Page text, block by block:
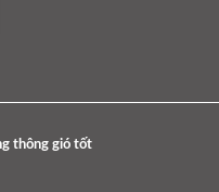
thông gió tốt